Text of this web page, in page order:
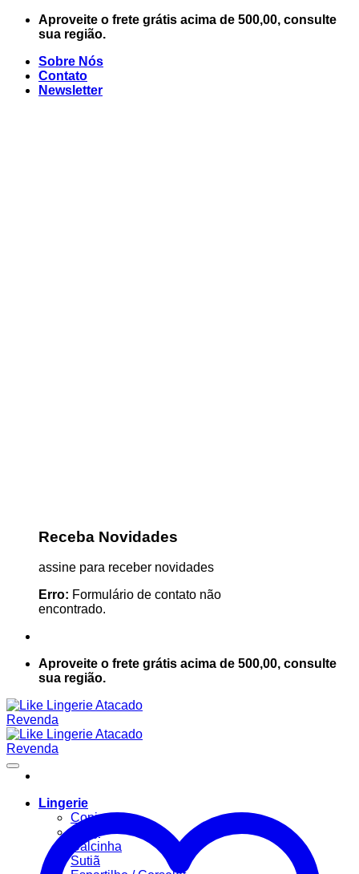
Skip
Aproveite o frete grátis acima de 500,00, consulte
sua região.
Sobre Nós
Contato
Newsletter
Receba Novidades
assine para receber novidades
Erro: Formulário de contato não
encontrado.
Aproveite o frete grátis acima de 500,00, consulte
sua região.
Lingerie
Conjuntos
Body
Calcinha
Sutiã